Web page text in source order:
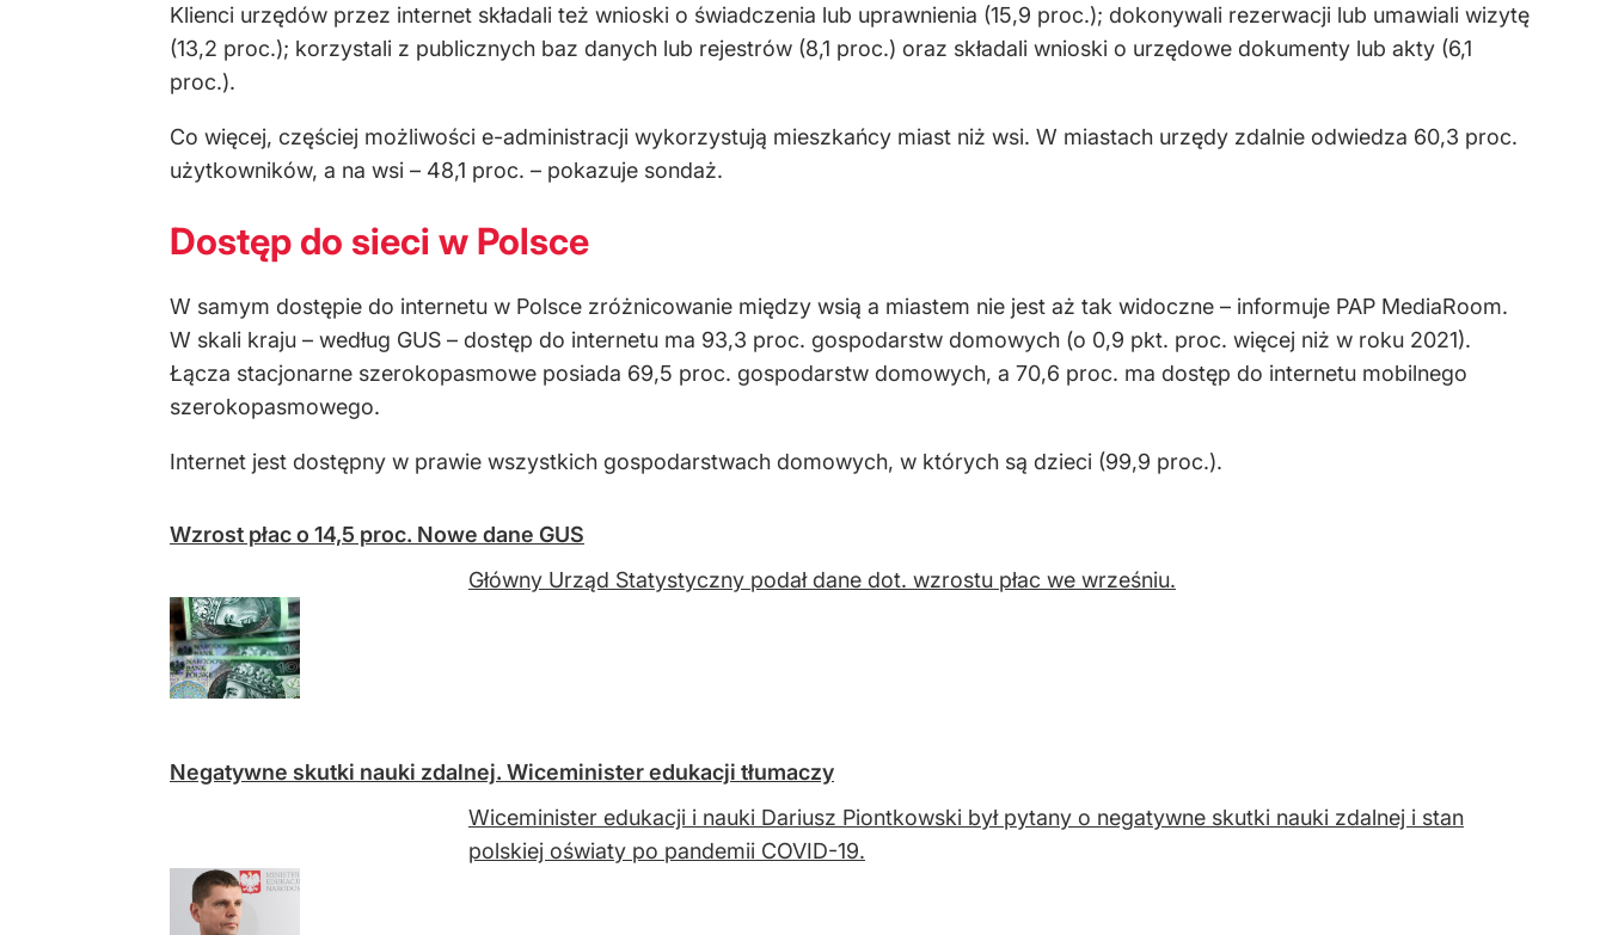
Klienci urzędów przez internet składali też wnioski o świadczenia lub uprawnienia (15,9 proc.); dokonywali rezerwacji lub umawiali wizytę
(13,2 proc.); korzystali z publicznych baz danych lub rejestrów (8,1 proc.) oraz składali wnioski o urzędowe dokumenty lub akty (6,1
proc.).
Co więcej, częściej możliwości e-administracji wykorzystują mieszkańcy miast niż wsi. W miastach urzędy zdalnie odwiedza 60,3 proc.
użytkowników, a na wsi – 48,1 proc. – pokazuje sondaż.
Dostęp do sieci w Polsce
W samym dostępie do internetu w Polsce zróżnicowanie między wsią a miastem nie jest aż tak widoczne – informuje PAP MediaRoom.
W skali kraju – według GUS – dostęp do internetu ma 93,3 proc. gospodarstw domowych (o 0,9 pkt. proc. więcej niż w roku 2021).
Łącza stacjonarne szerokopasmowe posiada 69,5 proc. gospodarstw domowych, a 70,6 proc. ma dostęp do internetu mobilnego
szerokopasmowego.
Internet jest dostępny w prawie wszystkich gospodarstwach domowych, w których są dzieci (99,9 proc.).
Wzrost płac o 14,5 proc. Nowe dane GUS
Główny Urząd Statystyczny podał dane dot. wzrostu płac we wrześniu.
Negatywne skutki nauki zdalnej. Wiceminister edukacji tłumaczy
Wiceminister edukacji i nauki Dariusz Piontkowski był pytany o negatywne skutki nauki zdalnej i stan
polskiej oświaty po pandemii COVID-19.